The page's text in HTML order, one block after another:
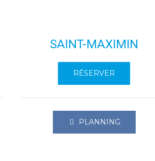
SAINT-MAXIMIN
RÉSERVER
PLANNING